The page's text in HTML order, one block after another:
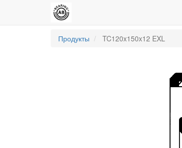
Продукты TC120x150x12 EXL